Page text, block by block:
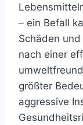
– ein Befall
Schäden
nach einer
größter
aggressive